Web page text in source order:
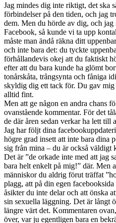
Jag mindes dig inte riktigt, det ska
förbindelser på den tiden, och jag
dem. Men du hörde av dig, och
Facebook, så kunde vi ta upp
måste man ändå räkna ditt
och inte bara det: du tyckte
förhållandevis okej att du faktiskt
efter att du bara kunde ha glömt
tonårskåta, trångsynta och fåniga
skyldig dig ett tack för. Du gav mig
alltid fint.
Men att ge någon en andra chans
ovanstående kommentar. För det
de där åren sedan verkar ha lett till
Jag har följt dina
högre grad insett att inte bara dina
sig från mina – du är också väldigt
Det är ”de orkade inte med att jag
bara helt enkelt på mig!” där. Men
människor du aldrig förut träffat
plagg, att på din egen
åsikter du inte delar och att önska
sin sexuella läggning. Det är långt
längre värt det. Kommentaren
över, var ju egentligen bara en